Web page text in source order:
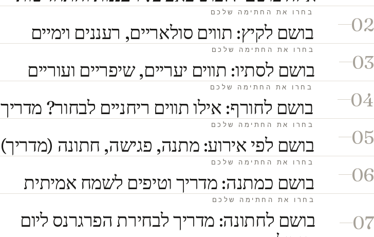
02
בחרו את החתימה שלכם
בושם לקיץ: תווים סולאריים, רעננים וימיים
03
בחרו את החתימה שלכם
בושם לסתיו: תווים יעריים, שיפריים ועוריים
04
בחרו את החתימה שלכם
בושם לחורף: אילו תווים ריחניים לבחור? מדריך
05
בחרו את החתימה שלכם
בושם לפי אירוע: מתנה, פגישה, חתונה (מדריך)
06
בחרו את החתימה שלכם
בושם כמתנה: מדריך וטיפים לשמח אמיתית
07
בחרו את החתימה שלכם
בושם לחתונה: מדריך לבחירת הפרגרנס ליום